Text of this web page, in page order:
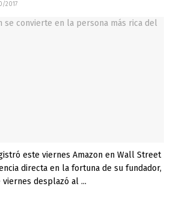
2017
este viernes Amazon en Wall Street
directa en la fortuna de su fundador,
viernes desplazó al ...